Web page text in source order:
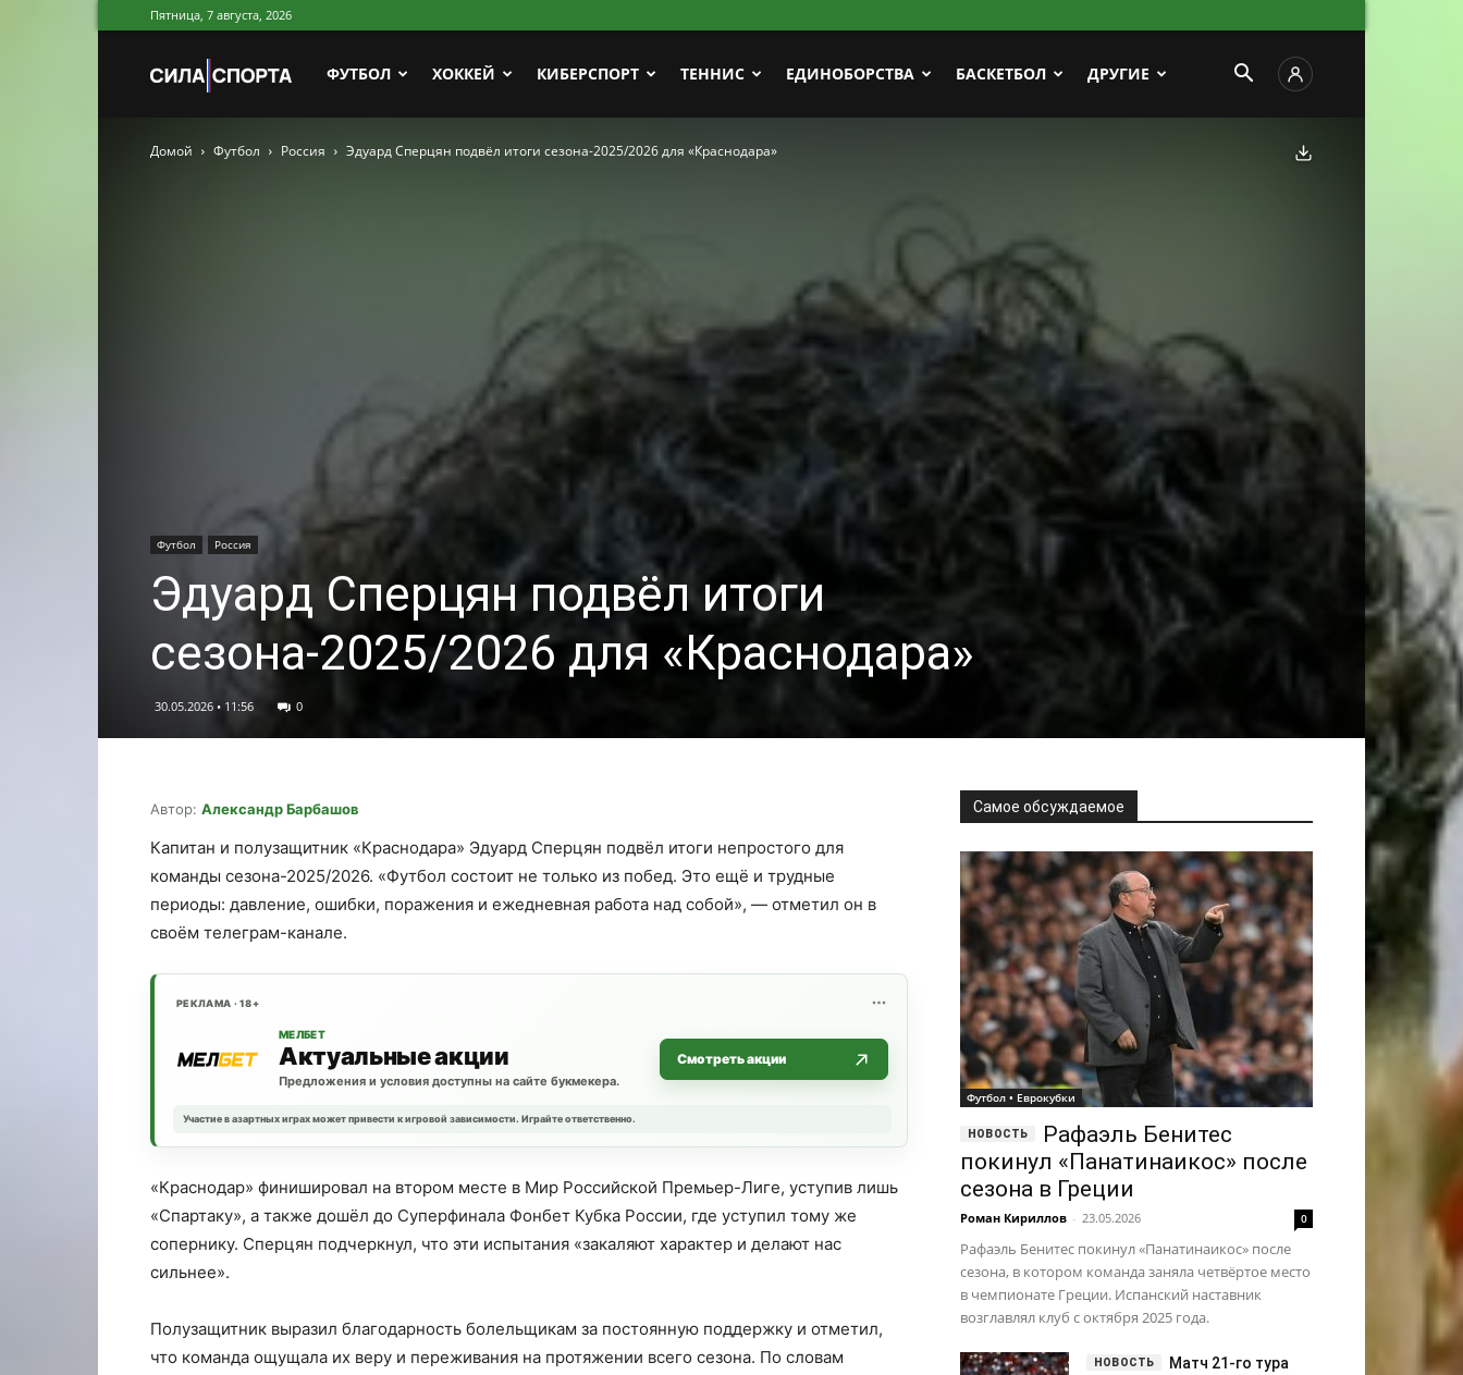
Пятница, 7 августа, 2026
Сила
Спорта
ФУТБОЛ ХОККЕЙ КИБЕРСПОРТ ТЕННИС ЕДИНОБОРСТВА БАСКЕТБОЛ ДРУГИЕ
Домой Футбол Россия Эдуард Сперцян подвёл итоги сезона-2025/2026 для «Краснодара»
Футбол Россия
Эдуард Сперцян подвёл итоги
сезона-2025/2026 для «Краснодара»
30.05.2026 • 11:56 0
Скачать фото
Автор: Александр Барбашов
Капитан и полузащитник «Краснодара» Эдуард Сперцян подвёл итоги непростого для
команды сезона-2025/2026. «Футбол состоит не только из побед. Это ещё и трудные
периоды: давление, ошибки, поражения и ежедневная работа над собой», — отметил он в
своём телеграм-канале.
РЕКЛАМА · 18+
МЕЛБЕТ
Актуальные акции
Предложения и условия доступны на сайте букмекера.
Смотреть акции
Участие в азартных играх может привести к игровой зависимости. Играйте ответственно.
«Краснодар» финишировал на втором месте в Мир Российской Премьер-Лиге, уступив лишь
«Спартаку», а также дошёл до Суперфинала Фонбет Кубка России, где уступил тому же
сопернику. Сперцян подчеркнул, что эти испытания «закаляют характер и делают нас
сильнее».
Полузащитник выразил благодарность болельщикам за постоянную поддержку и отметил,
что команда ощущала их веру и переживания на протяжении всего сезона. По словам
Самое обсуждаемое
Футбол • Еврокубки
Рафаэль Бенитес
покинул «Панатинаикос» после
сезона в Греции
Роман Кириллов - 23.05.2026 0
Рафаэль Бенитес покинул «Панатинаикос» после
сезона, в котором команда заняла четвёртое место
в чемпионате Греции. Испанский наставник
возглавлял клуб с октября 2025 года.
Матч 21-го тура